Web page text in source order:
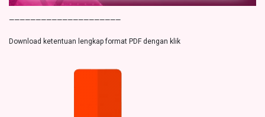
—————————————————————
Download ketentuan lengkap format PDF dengan klik